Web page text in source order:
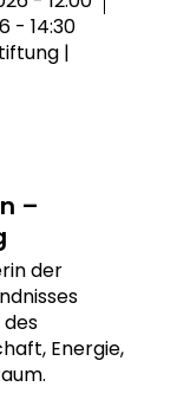
- 14:30
|
–
der
des
Energie,